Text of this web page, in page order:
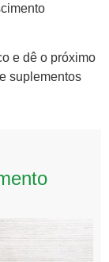
e dê o próximo
suplementos